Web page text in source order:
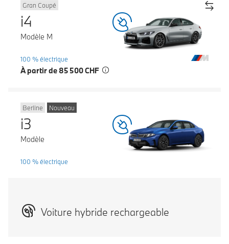
Gran Coupé
i4
Modèle M
100 % électrique
À partir de 85 500 CHF
Berline Nouveau
i3
Modèle
100 % électrique
Voiture hybride rechargeable